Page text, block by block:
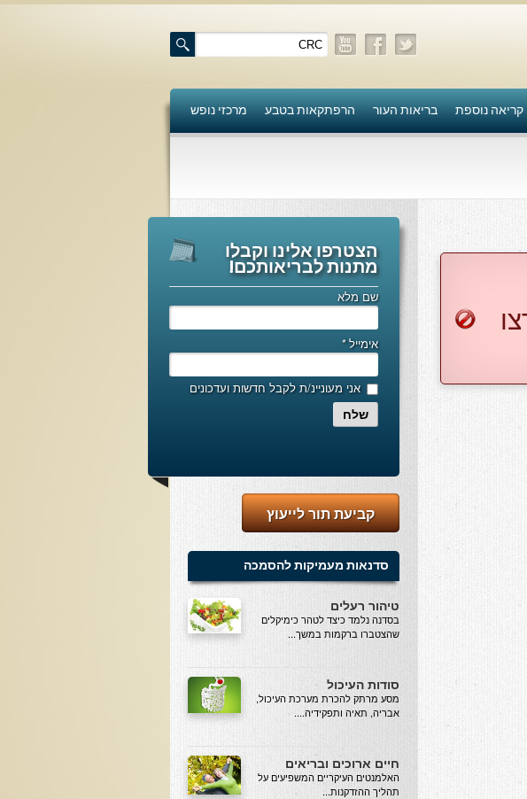
קריאה נוספת בריאות העור הרפתקאות בטבע מרכזי נופש
הצטרפו אלינו וקבלו
מתנות לבריאותכם!
שם מלא
אימייל*
אני מעוניינ/ת לקבל חדשות ועדכונים
שלח
קביעת תור לייעוץ
סדנאות מעמיקות להסמכה
טיהור רעלים
בסדנה נלמד כיצד לטהר כימיקלים
שהצטברו ברקמות במשך...
סודות העיכול
מסע מרתק להכרת מערכת העיכול,
אבריה, תאיה ותפקידיה....
חיים ארוכים ובריאים
האלמנטים העיקריים המשפיעים על
תהליך ההזדקנות...